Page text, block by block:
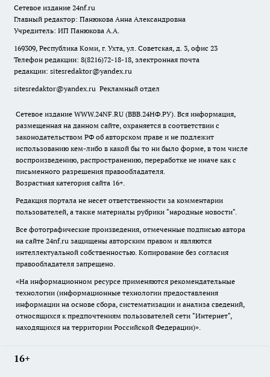
Сетевое издание 24nf.ru
Главный редактор: Панюкова Анна Александровна
Учредитель: ИП Панюкова А.А.
169309, Республика Коми, г. Ухта, ул. Советская, д. 3, офис 23
Телефон редакции: 8(8216)72-18-18, электронная почта
редакции: sitesredaktor@yandex.ru
sitesredaktor@yandex.ru Рекламный отдел
Сетевое издание WWW.24NF.RU (ВВВ.24НФ.РУ). Вся информация,
размещенная на данном сайте, охраняется в соответствии с
законодательством РФ об авторском праве и не подлежит
использованию кем-либо в какой бы то ни было форме, в том числе
воспроизведению, распространению, переработке не иначе как с
письменного разрешения правообладателя.
Возрастная категория сайта 16+.
Редакция портала не несет ответственности за комментарии
пользователей, а также материалы рубрики "народные новости".
Все фотографические произведения, отмеченные подписью автора
на сайте 24nf.ru защищены авторским правом и являются
интеллектуальной собственностью. Копирование без согласия
правообладателя запрещено.
«На информационном ресурсе применяются рекомендательные
технологии (информационные технологии предоставления
информации на основе сбора, систематизации и анализа сведений,
относящихся к предпочтениям пользователей сети "Интернет",
находящихся на территории Российской Федерации)».
16+